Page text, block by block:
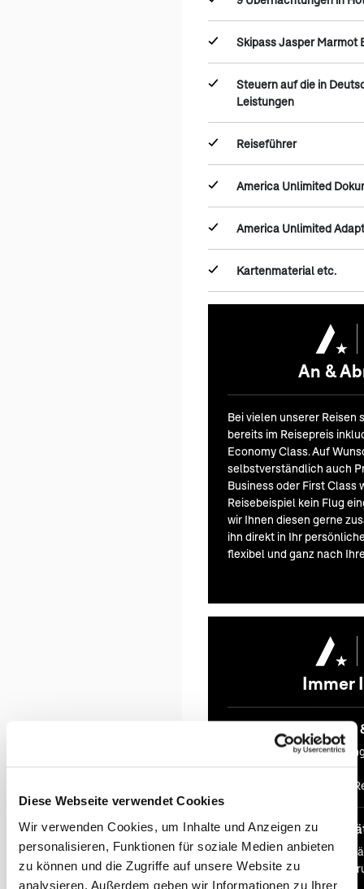
Diese Webseite verwendet Cookies
Wir verwenden Cookies, um Inhalte und Anzeigen zu
personalisieren, Funktionen für soziale Medien anbieten
zu können und die Zugriffe auf unsere Website zu
analysieren. Außerdem geben wir Informationen zu Ihrer
Skipass Jasper Marmot
Steuern auf die in
Leistungen
Reiseführer
America Unlimited
America Unlimited
Kartenmaterial etc.
An &
Bei vielen unserer Reisen
bereits im Reisepreis
Economy Class. Auf
selbstverständlich auch
Business oder First Class
Reisebeispiel kein Flug
wir Ihnen diesen gerne
ihn direkt in Ihr
flexibel und ganz nach
Immer
Persönliche
Persönliche
Maßgeschneiderte
Sicherheit &
Sicherheit vor und
Insolvenzen